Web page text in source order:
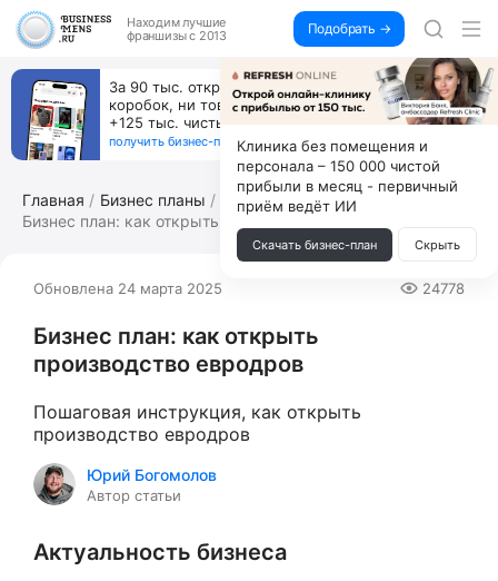
Находим лучшие
франшизы с 2013
Подобрать →
Пока все учатся пользоваться ИИ, вы можете
зарабатывать на их обучении по 500 тыс. каждый
месяц
получить бизнес-план ↓
Главная
Бизнес планы
Бизнес план: как открыть производство...
Обновлена 24 марта 2025 24778
Бизнес план: как открыть
производство евродров
Пошаговая инструкция, как открыть
производство евродров
Юрий Богомолов
Автор статьи
Актуальность бизнеса
Клиника без помещения и
персонала – 150 000 чистой
прибыли в месяц - первичный
приём ведёт ИИ
Скачать бизнес-план Скрыть